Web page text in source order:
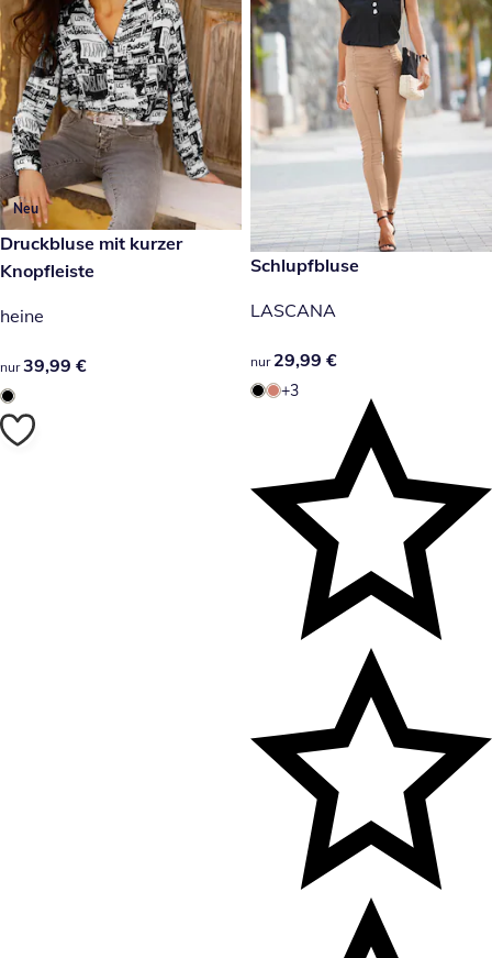
Neu
39,99 €
Druckbluse mit kurzer
Knopfleiste
heine
39,99 €
nur 39,99 €
29,99 €
Schlupfbluse
LASCANA
29,99 €
nur 29,99 €
+3